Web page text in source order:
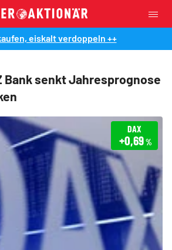
eiskalt verdoppeln ++
Bank senkt Jahresprognose
DAX
+0,69%